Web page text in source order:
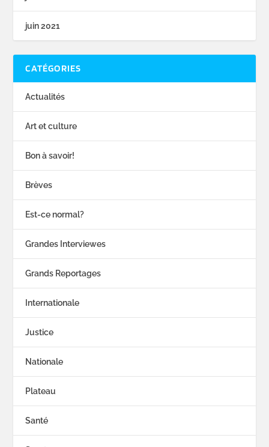
juin 2021
CATÉGORIES
Actualités
Art et culture
Bon à savoir!
Brèves
Est-ce normal?
Grandes Interviewes
Grands Reportages
Internationale
Justice
Nationale
Plateau
Santé